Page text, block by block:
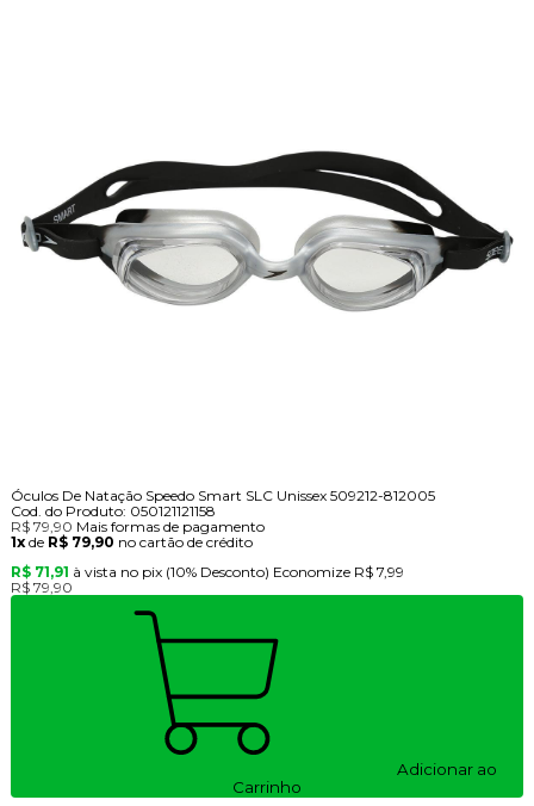
Óculos De Natação Speedo Smart SLC Unissex 509212-812005
Cod. do Produto: 050121121158
R$ 79,90 Mais formas de pagamento
1xde R$ 79,90 no cartão de crédito
R$ 71,91 à vista no pix (10% Desconto) Economize R$ 7,99
R$ 79,90
Adicionar ao
Carrinho